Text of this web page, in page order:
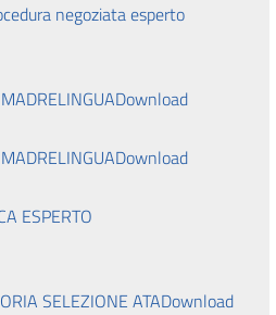
negoziata esperto
Download
Download
ESPERTO
SELEZIONE ATADownload